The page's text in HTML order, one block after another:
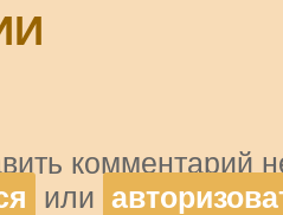
комментарий
или